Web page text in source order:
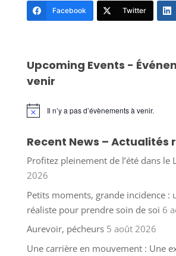
Facebook Twitter
Upcoming Events -
venir
Notice Il n’y a pas d’évènements à venir.
Recent News – Actualités
Profitez pleinement de l’été dans le
2026
Petits moments, grande incidence :
réaliste pour prendre soin de soi 6
Aurevoir, pécheurs 5 août 2026
Une carrière en mouvement : Une